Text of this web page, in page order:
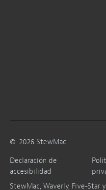
© 2026 StewMac
Declaración de
accesibilidad
StewMac, Waverly, Five-Star